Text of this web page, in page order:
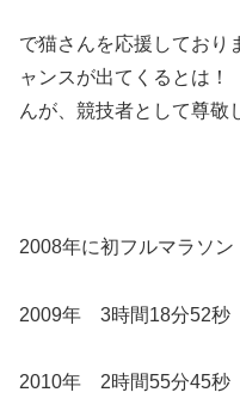
で猫さんを応援しており
ャンスが出てくるとは
んが、競技者として尊敬
2008年に初フルマラソ
2009年 3時間18分52秒
2010年 2時間55分45秒